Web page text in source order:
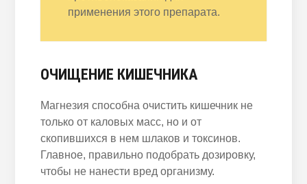
применения этого препарата.
ОЧИЩЕНИЕ КИШЕЧНИКА
Магнезия способна очистить кишечник не
только от каловых масс, но и от
скопившихся в нем шлаков и токсинов.
Главное, правильно подобрать дозировку,
чтобы не нанести вред организму.